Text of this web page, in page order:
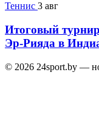
Теннис 3 авг
Итоговый
Эр-Рияда в
© 2026 24sport.by —